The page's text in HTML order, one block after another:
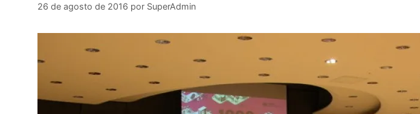
26 de agosto de 2016 por SuperAdmin